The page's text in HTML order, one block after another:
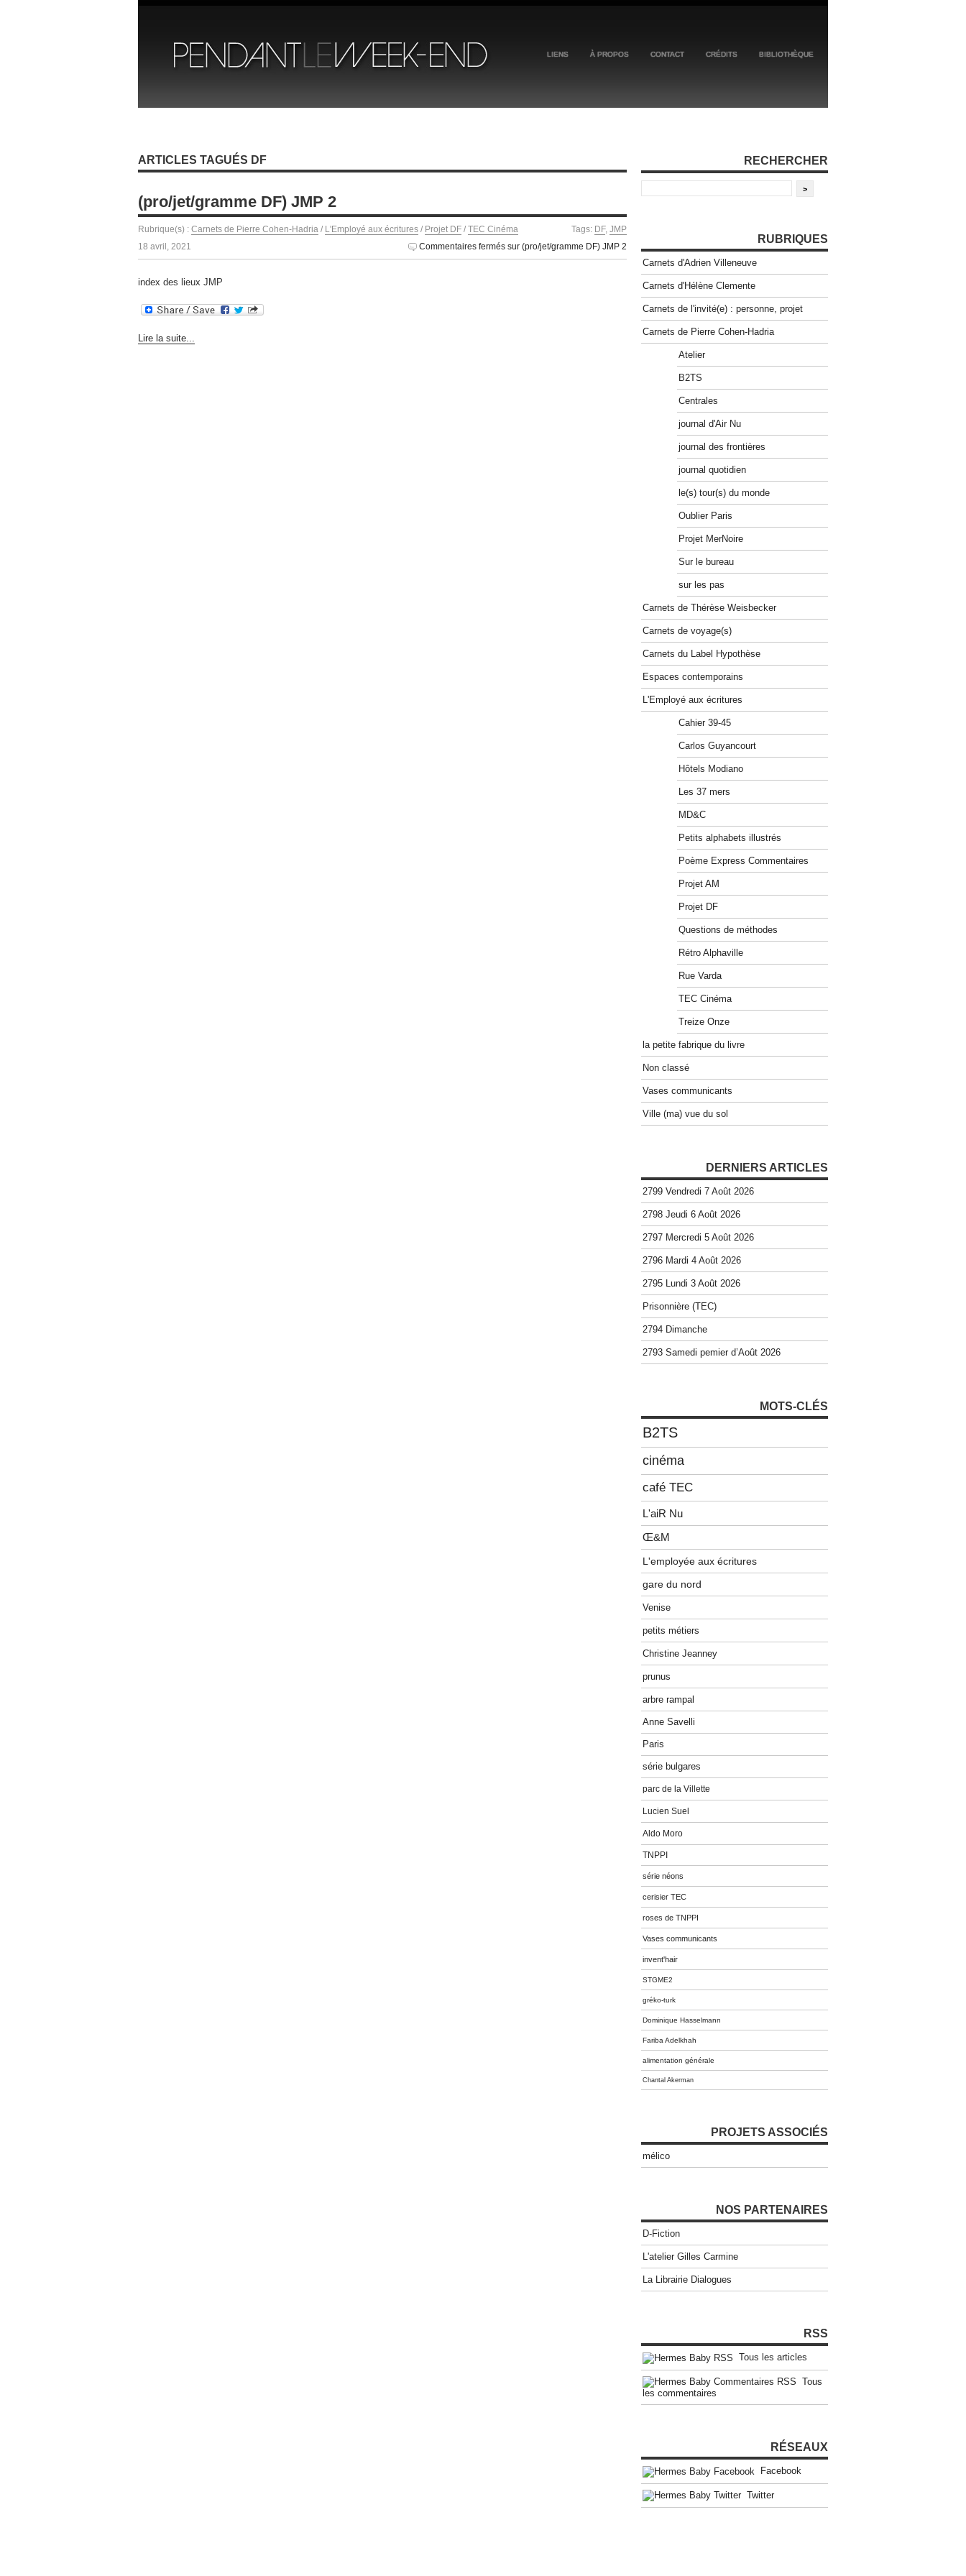
LIENS À PROPOS CONTACT CRÉDITS BIBLIOTHÈQUE
ARTICLES TAGUÉS DF
(pro/jet/gramme DF) JMP 2
Rubrique(s) : Carnets de Pierre Cohen-Hadria / L'Employé aux écritures / Projet DF / TEC Cinéma Tags: DF, JMP
18 avril, 2021
Commentaires fermés sur (pro/jet/gramme DF) JMP 2
index des lieux JMP
Lire la suite...
RECHERCHER
RUBRIQUES
Carnets d'Adrien Villeneuve
Carnets d'Hélène Clemente
Carnets de l'invité(e) : personne, projet
Carnets de Pierre Cohen-Hadria
Atelier
B2TS
Centrales
journal d'Air Nu
journal des frontières
journal quotidien
le(s) tour(s) du monde
Oublier Paris
Projet MerNoire
Sur le bureau
sur les pas
Carnets de Thérèse Weisbecker
Carnets de voyage(s)
Carnets du Label Hypothèse
Espaces contemporains
L'Employé aux écritures
Cahier 39-45
Carlos Guyancourt
Hôtels Modiano
Les 37 mers
MD&C
Petits alphabets illustrés
Poème Express Commentaires
Projet AM
Projet DF
Questions de méthodes
Rétro Alphaville
Rue Varda
TEC Cinéma
Treize Onze
la petite fabrique du livre
Non classé
Vases communicants
Ville (ma) vue du sol
DERNIERS ARTICLES
2799 Vendredi 7 Août 2026
2798 Jeudi 6 Août 2026
2797 Mercredi 5 Août 2026
2796 Mardi 4 Août 2026
2795 Lundi 3 Août 2026
Prisonnière (TEC)
2794 Dimanche
2793 Samedi pemier d’Août 2026
MOTS-CLÉS
B2TS
cinéma
café TEC
L'aiR Nu
Œ&M
L'employée aux écritures
gare du nord
Venise
petits métiers
Christine Jeanney
prunus
arbre rampal
Anne Savelli
Paris
série bulgares
parc de la Villette
Lucien Suel
Aldo Moro
TNPPI
série néons
cerisier TEC
roses de TNPPI
Vases communicants
invent'hair
STGME2
gréko-turk
Dominique Hasselmann
Fariba Adelkhah
alimentation générale
Chantal Akerman
PROJETS ASSOCIÉS
mélico
NOS PARTENAIRES
D-Fiction
L'atelier Gilles Carmine
La Librairie Dialogues
RSS
Tous les articles
Tous
les commentaires
RÉSEAUX
Facebook
Twitter